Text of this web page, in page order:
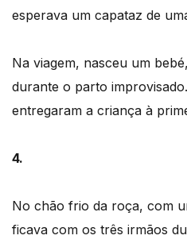
esperava um capataz de
Na viagem, nasceu um
durante o parto
entregaram a criança à
4.
No chão frio da roça, com
ficava com os três irmãos